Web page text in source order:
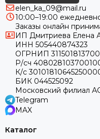
elen_ka_09@mail.ru
10:00–19:00
Заказы онлайн
ИП Дмитриева Елена
ИНН 505440874323
ОГРНИП
Р/сч
К/с
БИК 044525092
Московский филиал
Telegram
MAX
Каталог